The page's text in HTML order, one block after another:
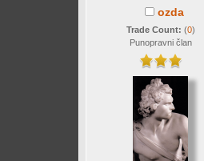
ozda
Trade Count: (0)
Punopravni član